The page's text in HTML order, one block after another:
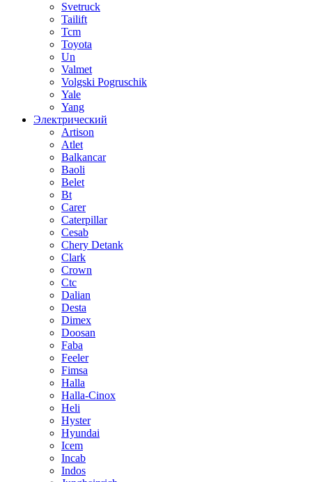
Svetruck
Tailift
Tcm
Toyota
Un
Valmet
Volgski Pogruschik
Yale
Yang
Электрический
Artison
Atlet
Balkancar
Baoli
Belet
Bt
Carer
Caterpillar
Cesab
Chery Detank
Clark
Crown
Ctc
Dalian
Desta
Dimex
Doosan
Faba
Feeler
Fimsa
Halla
Halla-Cinox
Heli
Hyster
Hyundai
Icem
Incab
Indos